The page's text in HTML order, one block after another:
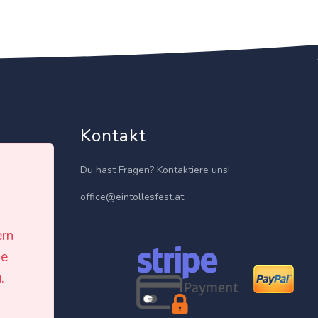
Kontakt
Du hast Fragen? Kontaktiere uns!
office@eintollesfest.at